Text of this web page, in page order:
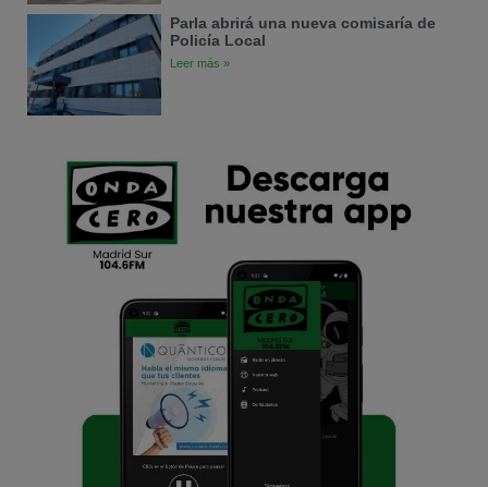
Parla abrirá una nueva comisaría de
Policía Local
Leer más »